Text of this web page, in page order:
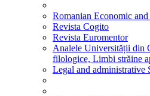
Romanian Economic
Revista Cogito
Revista Euromentor
Analele Universității din
filologice, Limbi străine
Legal and administrative